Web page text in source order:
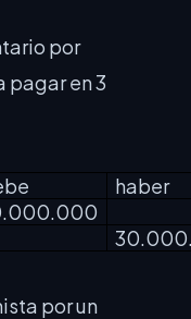
por
en 3
haber
por un